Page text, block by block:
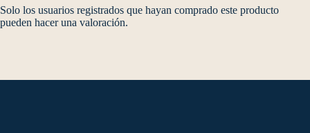
Solo los usuarios registrados que hayan comprado este producto
pueden hacer una valoración.